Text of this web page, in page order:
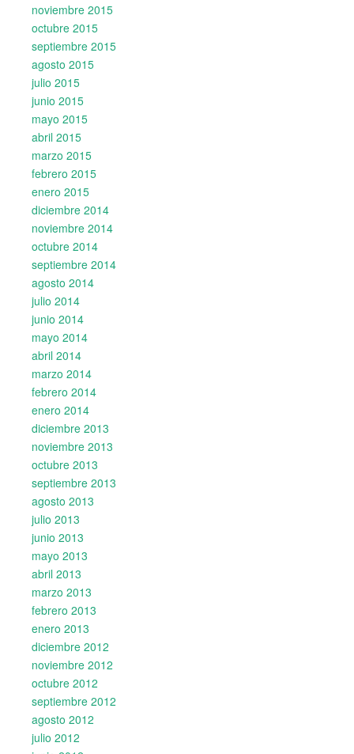
noviembre 2015
octubre 2015
septiembre 2015
agosto 2015
julio 2015
junio 2015
mayo 2015
abril 2015
marzo 2015
febrero 2015
enero 2015
diciembre 2014
noviembre 2014
octubre 2014
septiembre 2014
agosto 2014
julio 2014
junio 2014
mayo 2014
abril 2014
marzo 2014
febrero 2014
enero 2014
diciembre 2013
noviembre 2013
octubre 2013
septiembre 2013
agosto 2013
julio 2013
junio 2013
mayo 2013
abril 2013
marzo 2013
febrero 2013
enero 2013
diciembre 2012
noviembre 2012
octubre 2012
septiembre 2012
agosto 2012
julio 2012